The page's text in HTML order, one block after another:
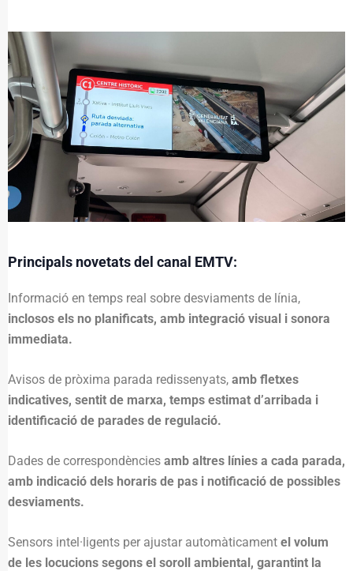
Principals novetats del canal EMTV:
Informació en temps real sobre desviaments de línia,
inclosos els no planificats, amb integració visual i sonora
immediata.
Avisos de pròxima parada redissenyats, amb fletxes
indicatives, sentit de marxa, temps estimat d’arribada i
identificació de parades de regulació.
Dades de correspondències amb altres línies a cada parada,
amb indicació dels horaris de pas i notificació de possibles
desviaments.
Sensors intel·ligents per ajustar automàticament el volum
de les locucions segons el soroll ambiental, garantint la